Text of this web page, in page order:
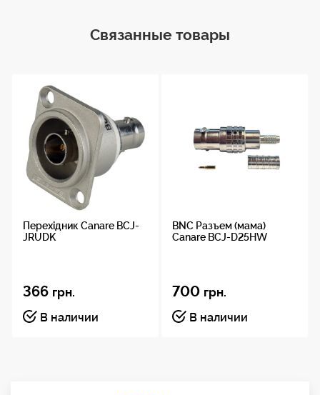
Применение
RF, телеком, тестовое оборудование
Форм-фактор
BNC male
Связанные товары
Перехідник Canare BCJ-
JRUDK
366 грн.
В наличии
BNC Разъем (мама)
Canare BCJ-D25HW
700 грн.
В наличии